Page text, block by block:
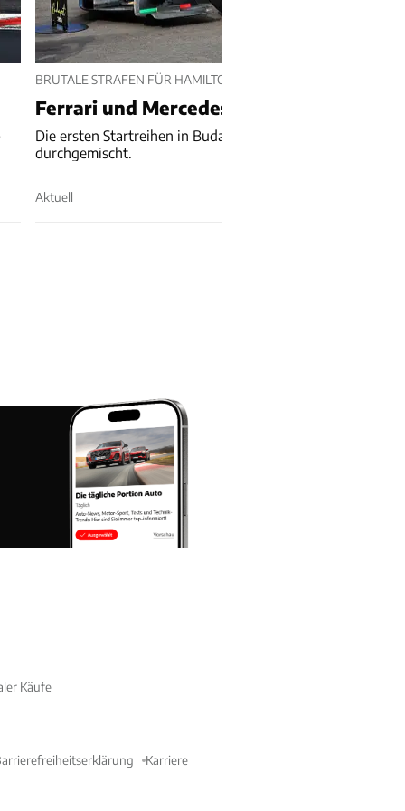
BRUTALE STRAFEN FÜR HAMILTON UND ANTONELLI
Ferrari und Mercedes verlieren
Die ersten Startreihen in Budapest werden noch einmal
durchgemischt.
Aktuell
Käufe
Karriere